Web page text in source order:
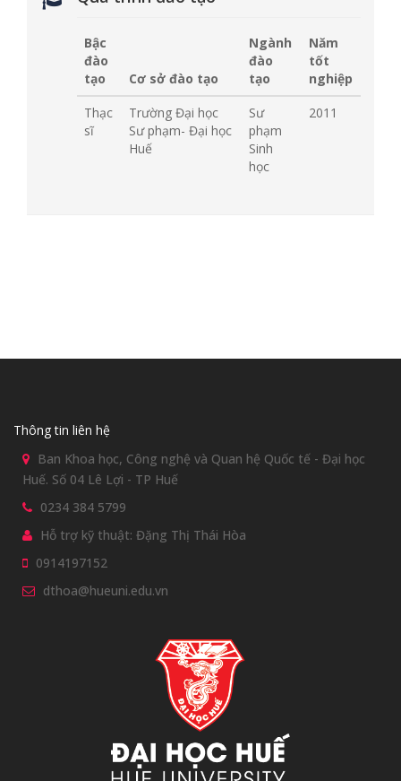
Bậc
đào
tạo
Cơ sở đào tạo
Ngành
đào
tạo
Năm
tốt
nghiệp
Thạc
sĩ
Trường Đại học
Sư phạm- Đại học
Huế
Sư
phạm
Sinh
học
2011
Thông tin liên hệ
Ban Khoa học, Công nghệ và Quan hệ Quốc tế - Đại học
Huế. Số 04 Lê Lợi - TP Huế
0234 384 5799
Hỗ trợ kỹ thuật: Đặng Thị Thái Hòa
0914197152
dthoa@hueuni.edu.vn